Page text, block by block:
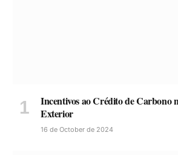
Incentivos ao Crédito de Carbono
Exterior
16 de October de 2024